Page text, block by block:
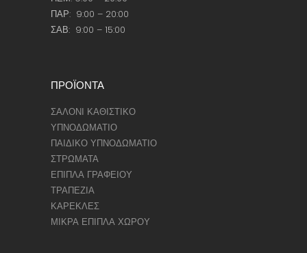
ΠΑΡ: 9:00 – 20:00
ΣΑΒ: 9:00 – 15:00
ΠΡΟΪΟΝΤΑ
ΣΑΛΟΝΙ ΚΑΘΙΣΤΙΚΟ
ΥΠΝΟΔΩΜΑΤΙΟ
ΠΑΙΔΙΚΟ ΥΠΝΟΔΩΜΑΤΙΟ
ΣΤΡΩΜΑΤΑ
ΕΠΙΠΛΑ ΓΡΑΦΕΙΟΥ
ΤΡΑΠΕΖΙΑ
ΚΑΡΕΚΛΕΣ
ΜΙΚΡΑ ΕΠΙΠΛΑ ΧΩΡΟΥ